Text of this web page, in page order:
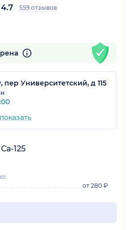
4.7 559 отзывов
пер Университетский, д 115
показать
125
от 280 ₽